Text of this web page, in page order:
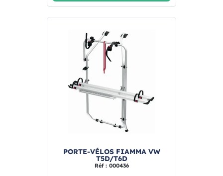
PORTE-VÉLOS FIAMMA VW
T5D/T6D
Réf : 000436